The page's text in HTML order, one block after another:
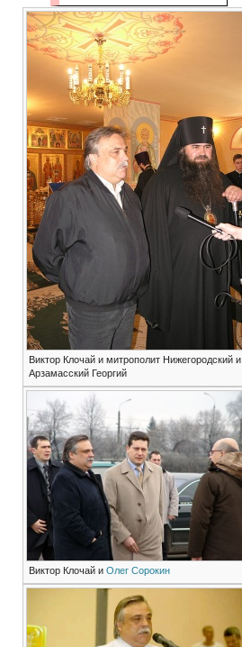
Виктор Клочай и митрополит Нижегородский и
Арзамасский Георгий
Виктор Клочай и Олег Сорокин